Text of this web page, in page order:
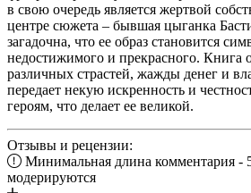
в свою очередь является жертвой
центре сюжета – бывшая цыганка
загадочна, что ее образ становится
недостижимого и прекрасного. Книга
различных страстей, жажды денег и
передает некую искренность и
героям, что делает ее великой.
Отзывы и рецензии:
Минимальная длина комментария -
модерируются